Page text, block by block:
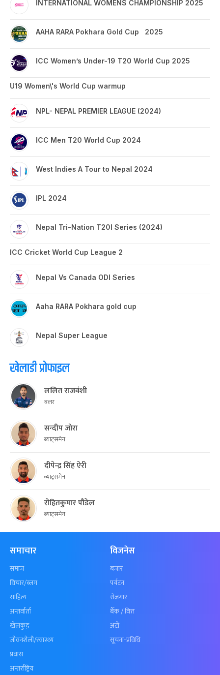
INTERNATIONAL WOMENS CHAMPIONSHIP 2025
AAHA RARA Pokhara Gold Cup 2025
ICC Women’s Under-19 T20 World Cup 2025
U19 Women\'s World Cup warmup
NPL- NEPAL PREMIER LEAGUE (2024)
ICC Men T20 World Cup 2024
West Indies A Tour to Nepal 2024
IPL 2024
Nepal Tri-Nation T20I Series (2024)
ICC Cricket World Cup League 2
Nepal Vs Canada ODI Series
Aaha RARA Pokhara gold cup
Nepal Super League
खेलाडी प्रोफाइल
ललित राजवंशी
बलर
सन्दीप जोरा
ब्याट्समेन
दीपेन्द्र सिंह ऐरी
ब्याट्समेन
रोहितकुमार पौडेल
ब्याट्समेन
समाचार
समाज
विचार/ब्लग
साहित्य
अन्तर्वार्ता
खेलकुद़़
जीवनशैली/स्वास्थ्य
प्रवास
अन्तर्राष्ट्रिय
विजनेस
बजार
पर्यटन
रोजगार
बैँक / वित्त
अटो
सूचना-प्रविधि